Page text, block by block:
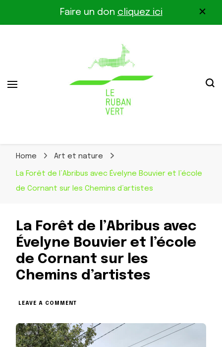
Faire un don cliquez ici
Le Ruban Vert
Home Art et nature
La Forêt de l’Abribus avec Évelyne Bouvier et l’école
de Cornant sur les Chemins d’artistes
La Forêt de l’Abribus avec
Évelyne Bouvier et l’école
de Cornant sur les
Chemins d’artistes
LEAVE A COMMENT
DE
L’ABRIBUS